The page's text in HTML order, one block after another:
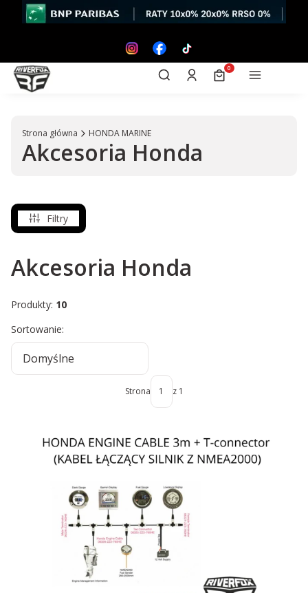
Otwórz wyszukiwarkę
Szukaj Zaloguj sięProdukty w
Koszyk Menu
Strona główna HONDA MARINE
Akcesoria Honda
Filtry
Akcesoria Honda
Produkty: 10
Lista produktów
Sortowanie:
Domyślne
Strona z 1